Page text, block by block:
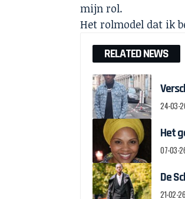
mijn rol.
Het rolmodel dat ik
RELATED NEWS
24-03-
Het
07-03-
De
21-02-26